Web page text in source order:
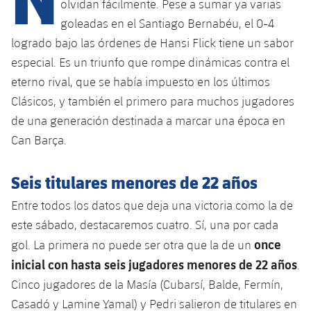
plusicon
más
Instalaciones
Spotify Camp Nou
Barça Cafe
Ciutat Esportiva
La Masia
plusicon
más
Servicios
plusicon
más
SUB13
SUB12
SUB11 A
SUB11 B
SUB10 B
SUB9 A
SUB9 B
SUB8 A
SUB13 B
SUB12 C
SUB11 C
Entradas
Gameday Shows
Resultados
Clasificación
Jugadores
Fotos
Historia
Palmarés
Base
Barça Atlètic
Junior
Cadete A
Cadete B
Infantil A
Infantil B
Mini
Campus Verano
PLUSICON
MÁS
Primer Equipo
plusicon
más
Actualidad
Calendario
Entradas
Resultados
Clasificaciones
Jugadores
Barça Atlètic
plusicon
más
Calendario
Resultados
Clasificaciones
Jugadores
Actualidad
Juvenil
Cadete A
Cadete B
PLUSICON
MÁS
Primer equipo
plusicon
más
Actualidad
Calendario
Barça Atlètic
Actualidad
olvidan fácilmente. Pese a sumar ya varias
goleadas en el Santiago Bernabéu, el 0-4
logrado bajo las órdenes de Hansi Flick tiene un sabor
especial. Es un triunfo que rompe dinámicas contra el
eterno rival, que se había impuesto en los últimos
Clásicos, y también el primero para muchos jugadores
de una generación destinada a marcar una época en
Can Barça.
Seis titulares menores de 22 años
Entre todos los datos que deja una victoria como la de
este sábado, destacaremos cuatro. Sí, una por cada
gol. La primera no puede ser otra que la de un once
inicial con hasta seis jugadores menores de 22 años
Cinco jugadores de la Masía (Cubarsí, Balde, Fermín,
Casadó y Lamine Yamal) y Pedri salieron de titulares en